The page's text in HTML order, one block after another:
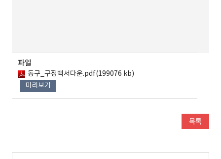
파일
동구_구정백서다운.pdf(199076 kb)
미리보기